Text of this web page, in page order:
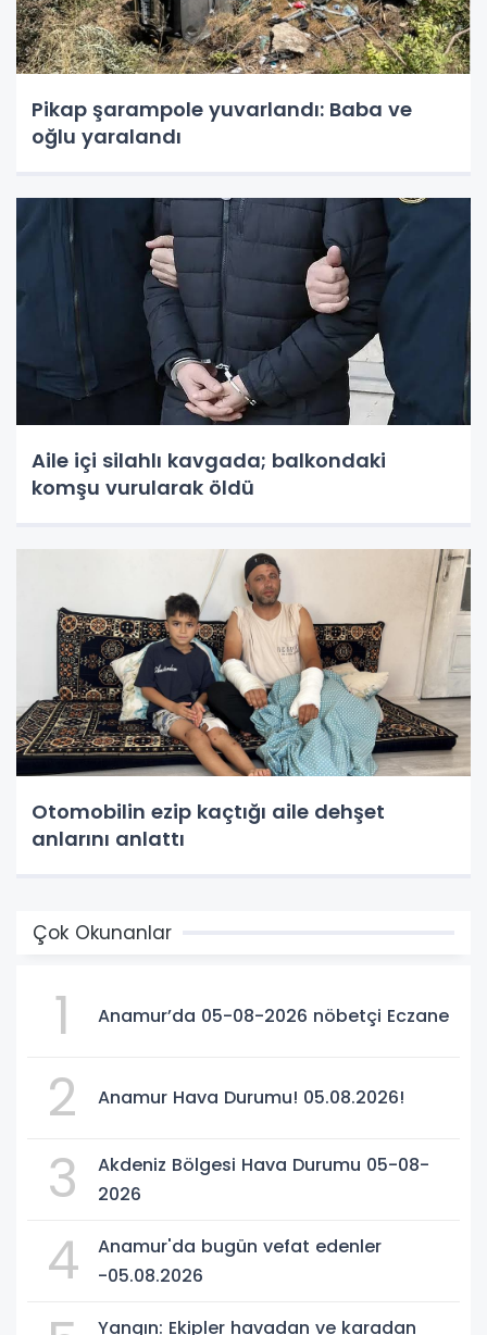
Pikap şarampole yuvarlandı: Baba ve
oğlu yaralandı
Aile içi silahlı kavgada; balkondaki
komşu vurularak öldü
Otomobilin ezip kaçtığı aile dehşet
anlarını anlattı
Çok Okunanlar
1 Anamur’da 05-08-2026 nöbetçi Eczane
2 Anamur Hava Durumu! 05.08.2026!
3
Akdeniz Bölgesi Hava Durumu 05-08-
2026
4
Anamur'da bugün vefat edenler
-05.08.2026
Yangın: Ekipler havadan ve karadan